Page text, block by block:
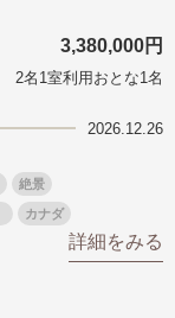
3,380,000円
2名1室利用おとな1名
2026.12.26
絶景
カナダ
詳細をみる